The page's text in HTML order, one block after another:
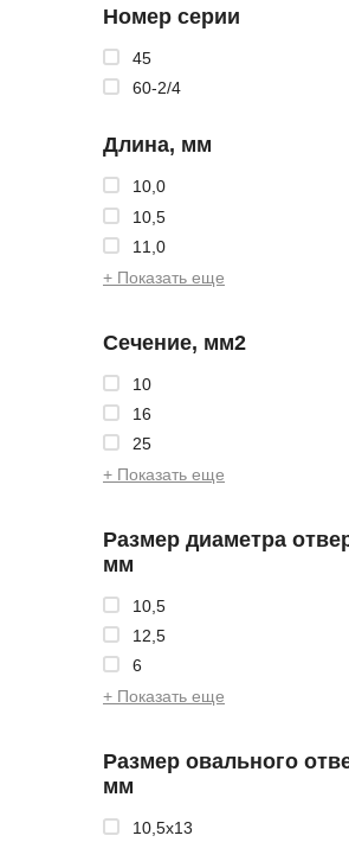
Номер серии
45
60-2/4
Длина, мм
10,0
10,5
11,0
+ Показать еще
Сечение, мм2
10
16
25
+ Показать еще
Размер диаметра
мм
10,5
12,5
6
+ Показать еще
Размер овального
мм
10,5x13